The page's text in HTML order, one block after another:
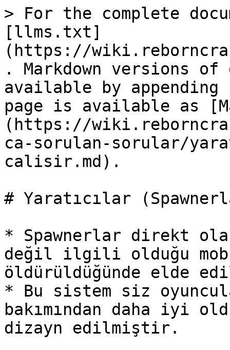
> For the complete
[llms.txt]
(https://
. Markdown versions of
available by
page is available as
(https://
ca-sorulan-sorular/
calisir.md).
# Yaratıcılar
* Spawnerlar direkt
değil ilgili olduğu
öldürüldüğünde elde
* Bu sistem siz
bakımından daha iyi
dizayn edilmiştir.